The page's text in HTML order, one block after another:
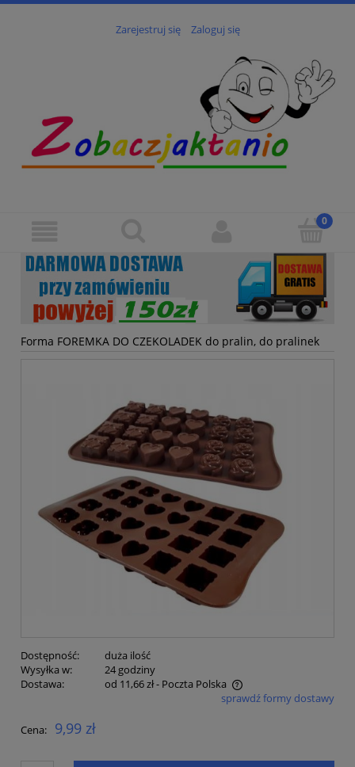
Zarejestruj się Zaloguj się
Forma FOREMKA DO CZEKOLADEK do pralin, do pralinek
Dostępność:
duża ilość
Wysyłka w:
24 godziny
Dostawa:
od 11,66 zł- Poczta Polska
Cena nie zawiera ewentualnych kosztów płatnościsprawdź formy dostawy
Cena: 9,99 zł